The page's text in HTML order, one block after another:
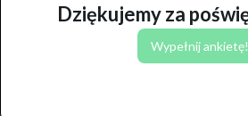
Dziękujemy za
Wypełnij ankietę!